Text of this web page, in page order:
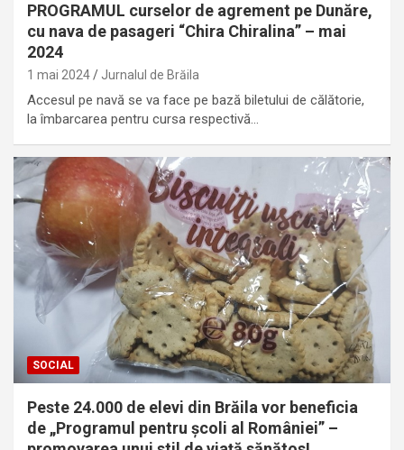
PROGRAMUL curselor de agrement pe Dunăre,
cu nava de pasageri “Chira Chiralina” – mai
2024
1 mai 2024 Jurnalul de Brăila
Accesul pe navă se va face pe bază biletului de călătorie,
la îmbarcarea pentru cursa respectivă…
SOCIAL
Peste 24.000 de elevi din Brăila vor beneficia
de „Programul pentru școli al României” –